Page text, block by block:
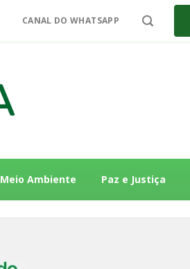
CANAL DO WHATSAPP
Meio Ambiente Paz e Justiça